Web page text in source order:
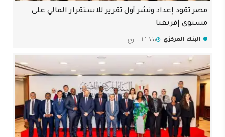
مصر تقود إعداد ونشر أول تقرير للاستقرار المالي على
مستوى إفريقيا
البنك المركزي منذ 1 اسبوع